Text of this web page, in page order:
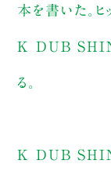
本を書いた。
K DUB
る。
K DUB